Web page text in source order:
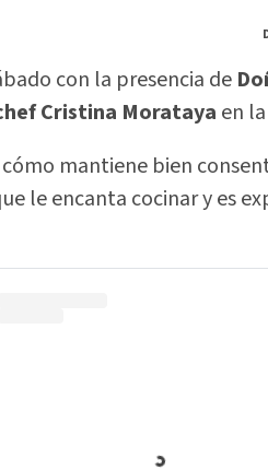
con la presencia de
Cristina Morataya en
mantiene bien
le encanta cocinar y es